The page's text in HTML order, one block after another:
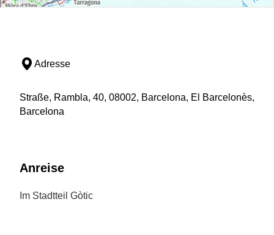
Adresse
Straße, Rambla, 40, 08002, Barcelona, El Barcelonès,
Barcelona
Anreise
Im Stadtteil Gòtic